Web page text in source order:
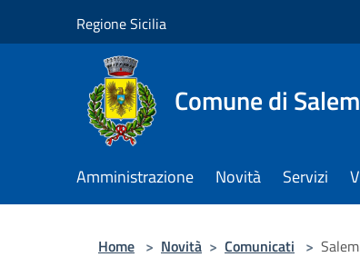
Regione Sicilia
Comune di
Amministrazione Novità Servizi
Home > Novità > Comunicati >